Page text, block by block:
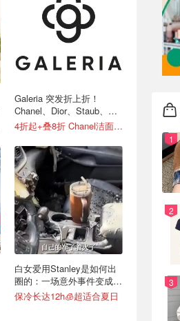
Galeria 突发折上折！
Chanel、Dior、Staub、黑
绷带
4折起+叠8折 Chanel洁面罕见€43
白女爱用Stanley是如何出
圈的：一场意外事件变成顶
级营销案例
保冷长达12h🧊超适合夏日